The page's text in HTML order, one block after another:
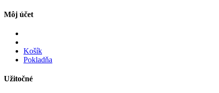
Môj účet
Košík
Pokladňa
Užitočné